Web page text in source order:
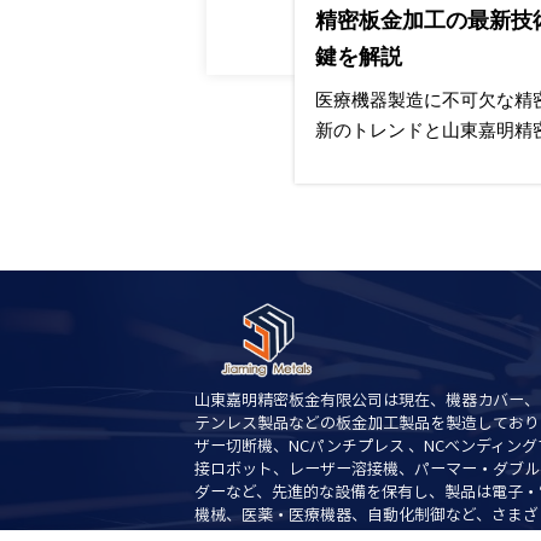
精密板金加工の最新
鍵を解説
医療機器製造に不可欠な
新のトレンドと山東嘉明
山東嘉明精密板金有限公司は現在、機器カバー
テンレス製品などの板金加工製品を製造してお
ザー切断機、NCパンチプレス 、NCベンディン
接ロボット、レーザー溶接機、パーマー・ダブ
ダーなど、先進的な設備を保有し、製品は電子
機械、医薬・医療機器、自動化制御など、さま